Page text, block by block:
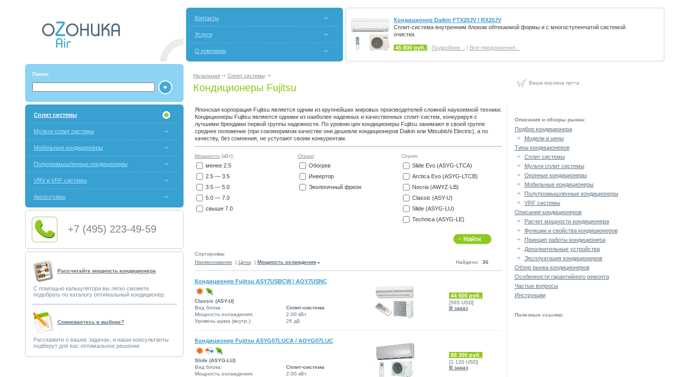
Контакты
Услуги
О компании
Кондиционер Daikin FTX20JV / RX20JV
Сплит-система внутренним блоком обтекаемой формы и с многоступенчатой системой
очистки.
45 800 руб. Подробнее... | Все предложения...
Поиск: Начальная Сплит системы
Кондиционеры Fujitsu Ваша корзина пуста
Сплит системы
Мульти-сплит системы
Мобильные кондиционеры
Полупромышленные кондиционеры
VRV и VRF системы
Аксессуары
+7 (495) 223-49-59
Рассчитайте мощность кондиционера
С помощью калькулятора вы легко сможете
подобрать по каталогу оптимальный кондиционер.
Сомневаетесь в выборе?
Расскажите о ваших задачах, и наши консультанты
подберут для вас оптимальное решение.
Японская корпорация Fujitsu является одним из крупнейших мировых производителей сложной наукоемкой техники.
Кондиционеры Fujitsu являются одними из наиболее надежных и качественных сплит-систем, конкурируя с
лучшими брендами первой группы надежности. По уровню цен кондиционеры Fujitsu занимают в своей группе
среднее положение (при соизмеримом качестве они дешевле кондиционеров Daikin или Mitsubishi Electric), а по
качеству, без сомнения, не уступают своим конкурентам.
Мощность[кВт]:
менее 2.5
2.5 — 3.5
3.5 — 5.0
5.0 — 7.0
свыше 7.0
Опции:
Обогрев
Инвертор
Экологичный фреон
Серия:
Slide Evo (ASYG-LTCA)
Arctica Evo (ASYG-LTCB)
Nocria (AWYZ-LB)
Classic (ASY-U)
Slide (ASYG-LU)
Technica (ASYG-LE)
Сортировка:
Наименование | Цена | Мощность охлаждения Найдено: 36
Кондиционер Fujitsu ASY7USBCW / AOY7USNC
Classic (ASY-U)
Вид блока:
Сплит-система
Мощность охлаждения:
2.00 кВт
Уровень шума (внутр.):
26 дБ
44 500 руб.
[565 USD]
В заказ
Кондиционер Fujitsu ASYG07LUCA / AOYG07LUC
Slide (ASYG-LU)
Вид блока:
Сплит-система
Мощность охлаждения:
2.00 кВт
88 300 руб.
[1 120 USD]
В заказ
Описания и обзоры рынка:
Подбор кондиционера
Модели и цены
Типы кондиционеров
Сплит системы
Мульти сплит системы
Оконные кондиционеры
Мобильные кондиционеры
Полупромышленные кондиционеры
VRF системы
Описания кондиционеров
Расчет мощности кондиционера
Функции и свойства кондиционеров
Принцип работы кондиционера
Дополнительные устройства
Эксплуатация кондиционеров
Обзор рынка кондиционеров
Особенности гарантийного ремонта
Частые вопросы
Инструкции
Полезные ссылки: